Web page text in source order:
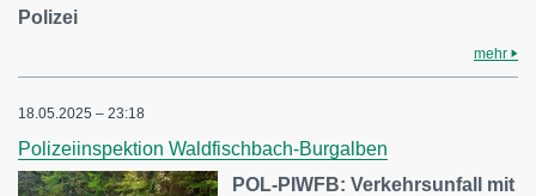
Polizei
mehr
18.05.2025 – 23:18
Polizeiinspektion Waldfischbach-Burgalben
POL-PIWFB: Verkehrsunfall mit